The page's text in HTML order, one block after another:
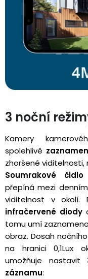
3 noční
Kamery
spolehlivě
zhoršené
Soumrakové
přepíná mezi
viditelnost v okolí.
infračervené diody
tomu umí
obraz. Dosah
na hranici 0,1Lux
umožňuje nastavit
záznamu: